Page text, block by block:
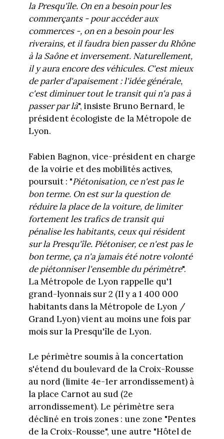
la Presqu'île. On en a besoin pour les
commerçants - pour accéder aux
commerces -, on en a besoin pour les
riverains, et il faudra bien passer du Rhône
à la Saône et inversement. Naturellement,
il y aura encore des véhicules. C'est mieux
de parler d'apaisement : l'idée générale,
c'est diminuer tout le transit qui n'a pas à
passer par là", insiste Bruno Bernard, le
président écologiste de la Métropole de
Lyon.
Fabien Bagnon, vice-président en charge
de la voirie et des mobilités actives,
poursuit : "Piétonisation, ce n'est pas le
bon terme. On est sur la question de
réduire la place de la voiture, de limiter
fortement les trafics de transit qui
pénalise les habitants, ceux qui résident
sur la Presqu'île. Piétoniser, ce n'est pas le
bon terme, ça n'a jamais été notre volonté
de piétonniser l'ensemble du périmètre".
La Métropole de Lyon rappelle qu'1
grand-lyonnais sur 2 (Il y a 1 400 000
habitants dans la Métropole de Lyon /
Grand Lyon) vient au moins une fois par
mois sur la Presqu'île de Lyon.
Le périmètre soumis à la concertation
s'étend du boulevard de la Croix-Rousse
au nord (limite 4e-1er arrondissement) à
la place Carnot au sud (2e
arrondissement). Le périmètre sera
décliné en trois zones : une zone "Pentes
de la Croix-Rousse", une autre "Hôtel de